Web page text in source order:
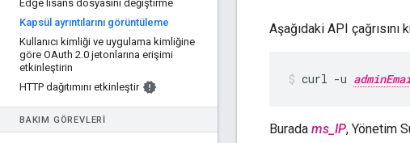
Edge lisans dosyasını değiştirme
Kapsül ayrıntılarını görüntüleme
Kullanıcı kimliği ve uygulama kimliğine
göre OAuth 2.0 jetonlarına erişimi
etkinleştirin
HTTP dağıtımını etkinleştir
BAKIM GÖREVLERI
Aşağıdaki API çağrısını
curl -u
Burada ms_IP, Yönetim